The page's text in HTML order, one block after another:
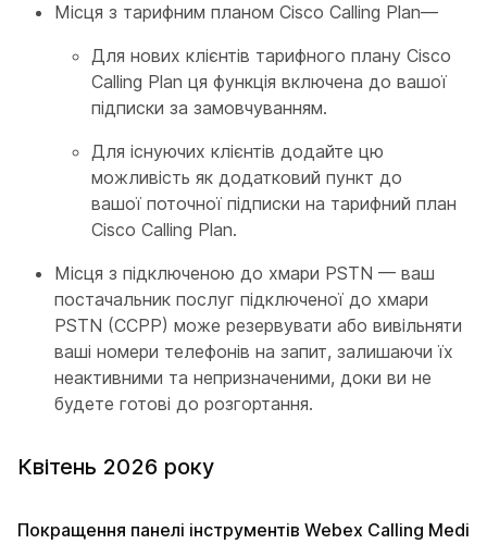
Місця з тарифним планом Cisco Calling Plan—
Для нових клієнтів тарифного плану Cisco
Calling Plan ця функція включена до вашої
підписки за замовчуванням.
Для існуючих клієнтів додайте цю
можливість як додатковий пункт до
вашої поточної підписки на тарифний план
Cisco Calling Plan.
Місця з підключеною до хмари PSTN — ваш
постачальник послуг підключеної до хмари
PSTN (CCPP) може резервувати або вивільняти
ваші номери телефонів на запит, залишаючи їх
неактивними та непризначеними, доки ви не
будете готові до розгортання.
Квітень 2026 року
Покращення панелі інструментів Webex Calling Media